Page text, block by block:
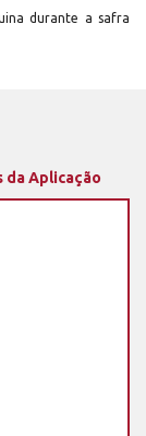
durante a safra
da Aplicação